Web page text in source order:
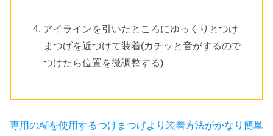
アイラインを引いたところにゆっくりとつけ
まつげを近づけて装着(カチッと音がするので
つけたら位置を微調整する)
専用の糊を使用するつけまつげより装着方法がかなり簡単